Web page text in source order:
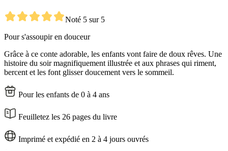
Noté 5 sur 5
Pour s'assoupir en douceur
Grâce à ce conte adorable, les enfants vont faire de doux rêves. Une
histoire du soir magnifiquement illustrée et aux phrases qui riment,
bercent et les font glisser doucement vers le sommeil.
Pour les enfants de 0 à 4 ans
Feuilletez les 26 pages du livre
Imprimé et expédié en 2 à 4 jours ouvrés